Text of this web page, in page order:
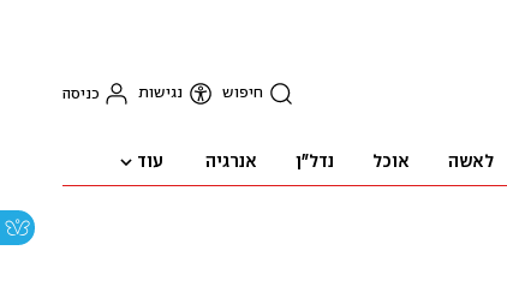
חיפוש נגישות כניסה
לאשה אוכל נדל"ן אנרגיה עוד